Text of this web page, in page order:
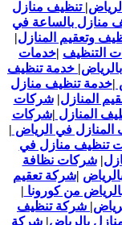
| تنظيف منازل
منازل بالساعة في
وتعقيم المنازل|
التنظيف |خدمات
| خدمة تنظيف
|خدمة تنظيف منازل
المنازل|شركات
المنازل |شركات
في الرياض |
تنظيف منازل في
|شركات نظافة
|شركة تعقيم
من كورونا |
| شركة تنظيف
بالرياض| شركة